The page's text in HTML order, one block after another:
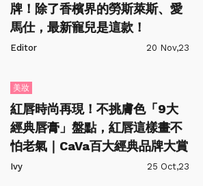
牌！除了香檳界的勞斯萊斯、愛
馬仕，最新寵兒是這款！
Editor 20 Nov,23
美妝
紅唇時尚再現！不挑膚色「9大
經典唇膏」盤點，紅唇這樣畫不
怕老氣｜CaVa百大經典品牌大賞
Ivy 25 Oct,23